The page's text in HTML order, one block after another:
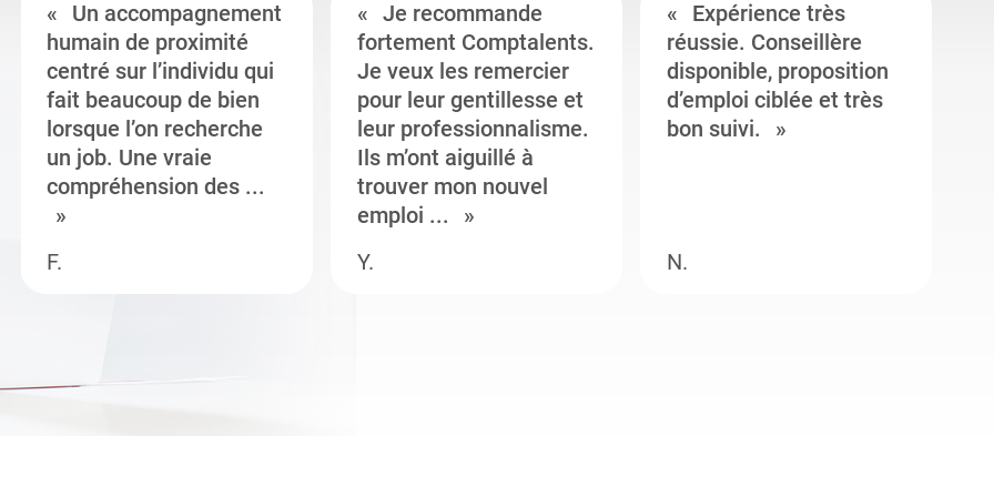
Un accompagnement
humain de proximité
centré sur l’individu qui
fait beaucoup de bien
lorsque l’on recherche
un job. Une vraie
compréhension des ...
F.
Je recommande
fortement Comptalents.
Je veux les remercier
pour leur gentillesse et
leur professionnalisme.
Ils m’ont aiguillé à
trouver mon nouvel
emploi ...
Y.
Expérience très
réussie. Conseillère
disponible, proposition
d’emploi ciblée et très
bon suivi.
N.